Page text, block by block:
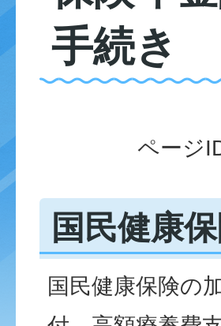
手続き
ページ
国民健康
国民健康保険の